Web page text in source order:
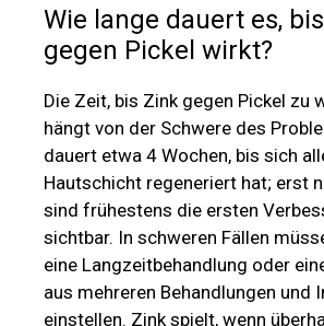
Wie lange dauert es,
gegen Pickel wirkt?
Die Zeit, bis Zink gegen Pickel zu
hängt von der Schwere des
dauert etwa 4 Wochen, bis sich
Hautschicht regeneriert hat; erst
sind frühestens die ersten
sichtbar. In schweren Fällen
eine Langzeitbehandlung oder
aus mehreren Behandlungen und
einstellen. Zink spielt, wenn